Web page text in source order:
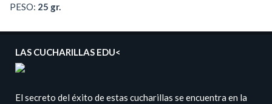
PESO: 25 gr.
LAS CUCHARILLAS EDU<
El secreto del éxito de estas cucharillas se encuentra en la